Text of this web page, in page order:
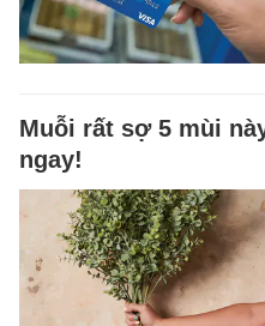
Muỗi rất sợ 5 mùi
ngay!